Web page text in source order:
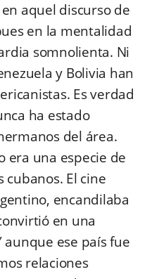
aquel discurso de
en la mentalidad
somnolienta. Ni
y Bolivia han
Es verdad
ha estado
del área.
era una especie de
El cine
encandilaba
en una
ese país fue
relaciones